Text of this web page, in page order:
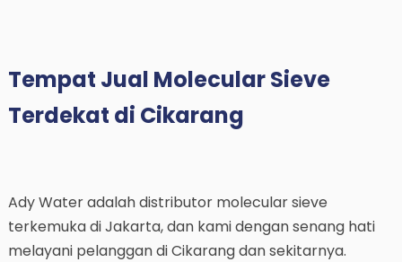
Tempat Jual Molecular Sieve
Terdekat di Cikarang
Ady Water adalah distributor molecular sieve
terkemuka di Jakarta, dan kami dengan senang hati
melayani pelanggan di Cikarang dan sekitarnya.